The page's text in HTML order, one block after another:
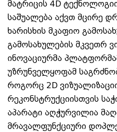
მატრიცის 4D
საშუალება აქვთ მცირე
ხარისხის მკაფიო
გამოსახულების მკვეთრ
ინოვაციურმა
უზრუნველყოფამ
როგორც 2D
რეკონსტრუქციისთვის
აპარატი აღჭურვილია
მრავალფუნქციური